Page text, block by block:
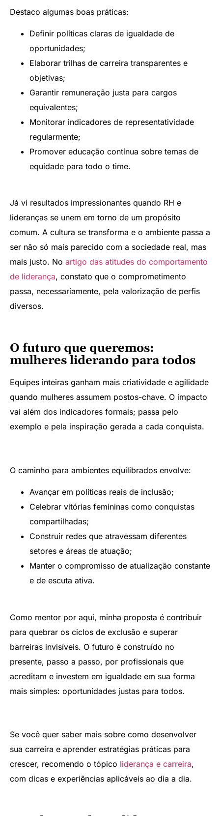
Destaco algumas boas práticas:
Definir políticas claras de igualdade de
oportunidades;
Elaborar trilhas de carreira transparentes e
objetivas;
Garantir remuneração justa para cargos
equivalentes;
Monitorar indicadores de representatividade
regularmente;
Promover educação contínua sobre temas de
equidade para todo o time.
Já vi resultados impressionantes quando RH e
lideranças se unem em torno de um propósito
comum. A cultura se transforma e o ambiente passa a
ser não só mais parecido com a sociedade real, mas
mais justo. No artigo das atitudes do comportamento
de liderança, constato que o comprometimento
passa, necessariamente, pela valorização de perfis
diversos.
O futuro que queremos:
mulheres liderando para todos
Equipes inteiras ganham mais criatividade e agilidade
quando mulheres assumem postos-chave. O impacto
vai além dos indicadores formais; passa pelo
exemplo e pela inspiração gerada a cada conquista.
O caminho para ambientes equilibrados envolve:
Avançar em políticas reais de inclusão;
Celebrar vitórias femininas como conquistas
compartilhadas;
Construir redes que atravessam diferentes
setores e áreas de atuação;
Manter o compromisso de atualização constante
e de escuta ativa.
Como mentor por aqui, minha proposta é contribuir
para quebrar os ciclos de exclusão e superar
barreiras invisíveis. O futuro é construído no
presente, passo a passo, por profissionais que
acreditam e investem em igualdade em sua forma
mais simples: oportunidades justas para todos.
Se você quer saber mais sobre como desenvolver
sua carreira e aprender estratégias práticas para
crescer, recomendo o tópico liderança e carreira,
com dicas e experiências aplicáveis ao dia a dia.